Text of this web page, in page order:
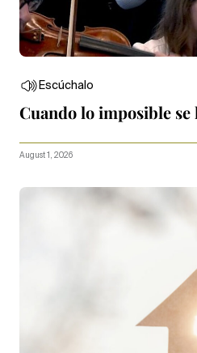
Escúchalo
Cuando lo imposible se
August 1, 2026